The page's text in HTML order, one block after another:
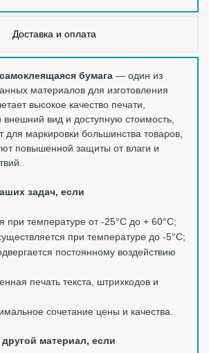
Доставка и оплата
бумага — один из
материалов для изготовления
высокое качество печати,
внешний вид и доступную стоимость,
для маркировки большинства товаров,
повышенной защиты от влаги и
задач, если
при температуре от -25°С до + 60°С;
при температуре до -5°С;
постоянному воздействию
печать текста, штрихкодов и
сочетание цены и качества.
материал, если